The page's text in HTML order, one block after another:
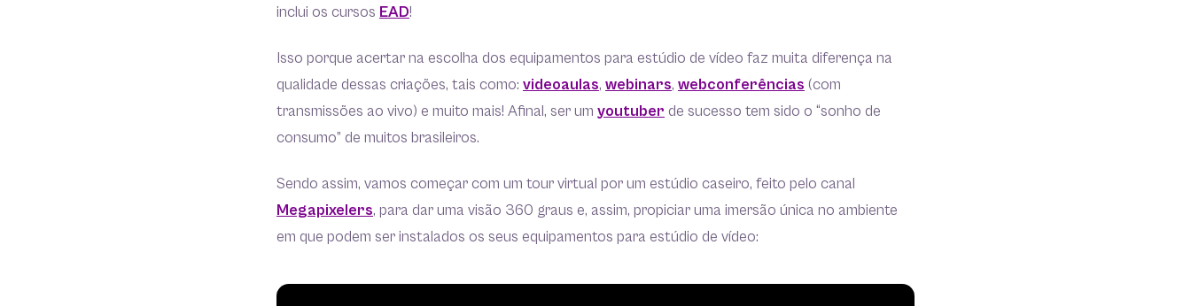
inclui os cursos EAD!
Isso porque acertar na escolha dos equipamentos para estúdio de vídeo faz muita diferença na
qualidade dessas criações, tais como: videoaulas, webinars, webconferências (com
transmissões ao vivo) e muito mais! Afinal, ser um youtuber de sucesso tem sido o “sonho de
consumo” de muitos brasileiros.
Sendo assim, vamos começar com um tour virtual por um estúdio caseiro, feito pelo canal
Megapixelers, para dar uma visão 360 graus e, assim, propiciar uma imersão única no ambiente
em que podem ser instalados os seus equipamentos para estúdio de vídeo: